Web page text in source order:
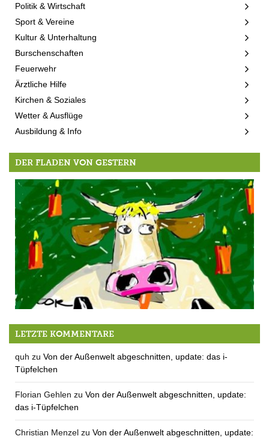
Politik & Wirtschaft
Sport & Vereine
Kultur & Unterhaltung
Burschenschaften
Feuerwehr
Ärztliche Hilfe
Kirchen & Soziales
Wetter & Ausflüge
Ausbildung & Info
DER FLADEN VON GESTERN
…. und wenn das vierte Lichtlein brennt
LETZTE KOMMENTARE
quh zu Von der Außenwelt abgeschnitten, update: das i-
Tüpfelchen
Florian Gehlen zu Von der Außenwelt abgeschnitten, update:
das i-Tüpfelchen
Christian Menzel zu Von der Außenwelt abgeschnitten, update: